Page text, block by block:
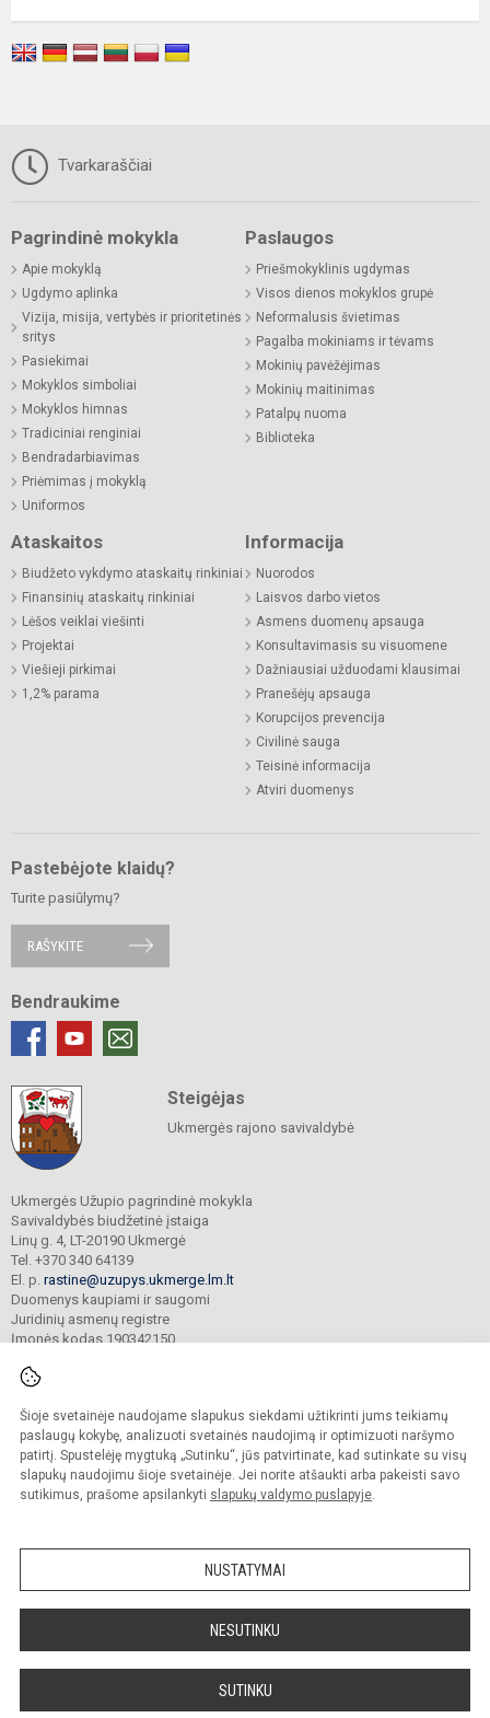
Šioje svetainėje naudojame slapukus siekdami užtikrinti jums teikiamų
paslaugų kokybę, analizuoti svetainės naudojimą ir optimizuoti naršymo
patirtį. Spustelėję mygtuką „Sutinku“, jūs patvirtinate, kad sutinkate su visų
slapukų naudojimu šioje svetainėje. Jei norite atšaukti arba pakeisti savo
sutikimus, prašome apsilankyti slapukų valdymo puslapyje.
NUSTATYMAI
NESUTINKU
SUTINKU
Tvarkaraščiai
Pagrindinė mokykla
Apie mokyklą
Ugdymo aplinka
Vizija, misija, vertybės ir prioritetinės
sritys
Pasiekimai
Mokyklos simboliai
Mokyklos himnas
Tradiciniai renginiai
Bendradarbiavimas
Priėmimas į mokyklą
Uniformos
Paslaugos
Priešmokyklinis ugdymas
Visos dienos mokyklos grupė
Neformalusis švietimas
Pagalba mokiniams ir tėvams
Mokinių pavėžėjimas
Mokinių maitinimas
Patalpų nuoma
Biblioteka
Ataskaitos
Biudžeto vykdymo ataskaitų rinkiniai
Finansinių ataskaitų rinkiniai
Lėšos veiklai viešinti
Projektai
Viešieji pirkimai
1,2% parama
Informacija
Nuorodos
Laisvos darbo vietos
Asmens duomenų apsauga
Konsultavimasis su visuomene
Dažniausiai užduodami klausimai
Pranešėjų apsauga
Korupcijos prevencija
Civilinė sauga
Teisinė informacija
Atviri duomenys
Pastebėjote klaidų?
Turite pasiūlymų?
RAŠYKITE
Bendraukime
Steigėjas
Ukmergės rajono savivaldybė
Ukmergės Užupio pagrindinė mokykla
Savivaldybės biudžetinė įstaiga
Linų g. 4, LT-20190 Ukmergė
Tel. +370 340 64139
El. p. rastine@uzupys.ukmerge.lm.lt
Duomenys kaupiami ir saugomi
Juridinių asmenų registre
Įmonės kodas 190342150
© 2022. Ukmergės Užupio pagrindinė mokykla. Visos teisės saugomos.
Kopijuoti turinį be raštiško įstaigos administracijos sutikimo griežtai draudžiama.
Prieinamumo paraiška Slapukų valdymas
Sumanus būdas atnaujinti